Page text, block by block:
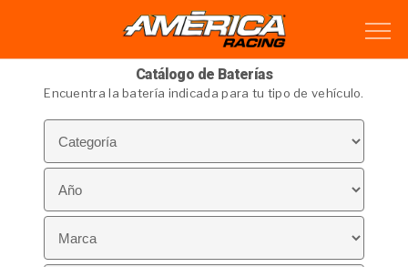
Catálogo de Baterías
Encuentra la batería indicada para tu tipo de vehículo.